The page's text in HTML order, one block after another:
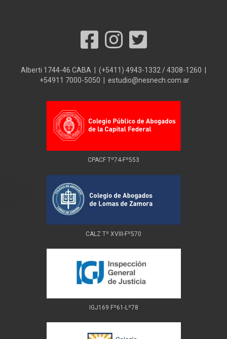
Alberti 1744-46 CABA | (+5411) 4943-1332 / 4308-1260 |
+54911 7000-5050 | estudio@nesnech.com.ar
CPACF Tº74-Fº553
CALZ Tº XVIII-Fº570
IGJ169 Fº61-Lº78